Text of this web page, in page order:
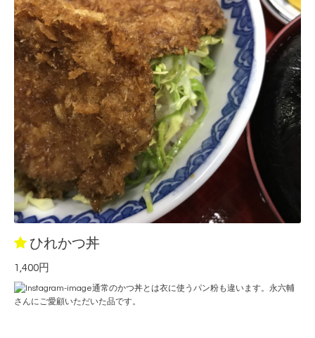
ひれかつ丼
1,400円
通常のかつ丼とは衣に使うパン粉も違います。永六輔
さんにご愛顧いただいた品です。